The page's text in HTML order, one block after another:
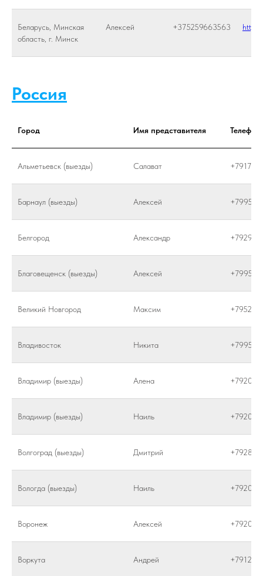
Беларусь, Минская
область, г. Минск
Алексей +375259663563
Россия
Город Имя представителя Телефон
Альметьевск (выезды) Салават
Барнаул (выезды) Алексей
Белгород Александр
Благовещенск (выезды) Алексей
Великий Новгород Максим
Владивосток Никита
Владимир (выезды) Алена
Владимир (выезды) Наиль
Волгоград (выезды) Дмитрий
Вологда (выезды) Наиль
Воронеж Алексей
Воркута Андрей